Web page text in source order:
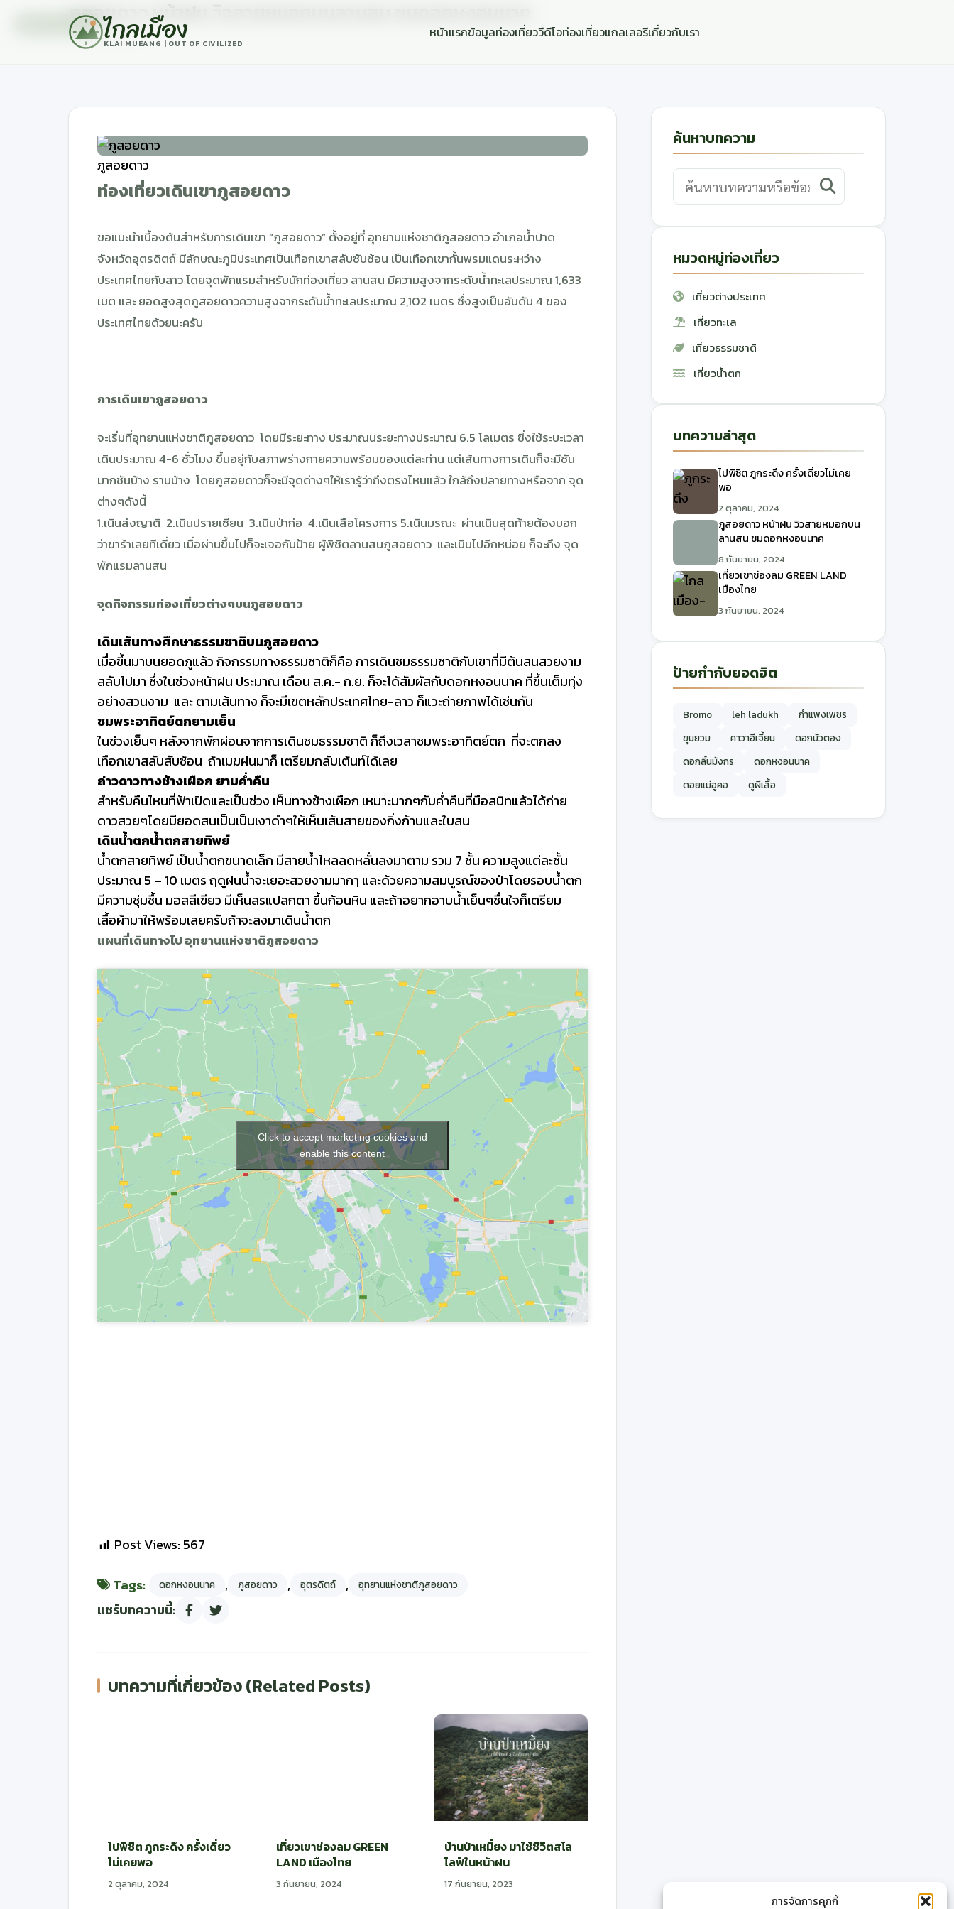
การจัดการคุกกี้
ไกลเมือง
KLAI MUEANG | OUT OF CIVILIZED
หน้าแรกข้อมูลท่องเที่ยววีดีโอท่องเที่ยวแกลเลอรีเกี่ยวกับเรา
เที่ยวธรรมชาติภูสอยดาว หน้าฝน วิวสายหมอกบนลานสน ชมดอกหงอนนาค
8 กันยายน, 2024
ภูสอยดาว
ท่องเที่ยวเดินเขาภูสอยดาว
ขอแนะนำเบื้องต้นสำหรับการเดินเขา “ภูสอยดาว” ตั้งอยู่ที่ อุทยานแห่งชาติภูสอยดาว อำเภอน้ำปาด
จังหวัดอุตรดิตถ์ มีลักษณะภูมิประเทศเป็นเทือกเขาสลับซับซ้อน เป็นเทือกเขากั้นพรมแดนระหว่าง
ประเทศไทยกับลาว โดยจุดพักแรมสำหรับนักท่องเที่ยว ลานสน มีความสูงจากระดับน้ำทะเลประมาณ 1,633
เมต และ ยอดสูงสุดภูสอยดาวความสูงจากระดับน้ำทะเลประมาณ 2,102 เมตร ซึ่งสูงเป็นอันดับ 4 ของ
ประเทศไทยด้วยนะครับ
การเดินเขาภูสอยดาว
จะเริ่มที่อุทยานแห่งชาติภูสอยดาว โดยมีระยะทาง ประมาณนระยะทางประมาณ 6.5 โลเมตร ซึ่งใช้ระบะเวลา
เดินประมาณ 4-6 ชั่วโมง ขึ้นอยู่กับสภาพร่างกายความพร้อมของแต่ละท่าน แต่เส้นทางการเดินก็จะมีชัน
มากชันบ้าง ราบบ้าง โดยภูสอยดาวก็จะมีจุดด่างๆให้เรารู้ว่าถึงตรงไหนแล้ว ใกล้ถึงปลายทางหรือจาก จุด
ต่างๆดังนี้
1.เนินส่งญาติ 2.เนินปรายเซียน 3.เนินป่าก่อ 4.เนินเสือโครงการ 5.เนินมรณะ ผ่านเนินสุดท้ายต้องบอก
ว่าขาร้าเลยทีเดี่ยว เมื่อผ่านขึ้นไปก็จะเจอกับป้าย ผู้พิชิตลานสนภูสอยดาว และเนินไปอีกหน่อย ก็จะถึง จุด
พักแรมลานสน
จุดกิจกรรมท่องเที่ยวต่างๆบนภูสอยดาว
เดินเส้นทางศึกษาธรรมชาติบนภูสอยดาว
เมื่อขึ้นมาบนยอดภูแล้ว กิจกรรมทางธรรมชาติก็คือ การเดินชมธรรมชาติกับเขาที่มีต้นสนสวยงาม
สลับไปมา ซึ่งในช่วงหน้าฝน ประมาณ เดือน ส.ค.- ก.ย. ก็จะได้สัมผัสกับดอกหงอนนาค ที่ขึ้นเต็มทุ่ง
อย่างสวนงาม และ ตามเส้นทาง ก็จะมีเขตหลักประเทศไทย-ลาว ก็แวะถ่ายภาพได้เช่นกัน
ชมพระอาทิตย์ตกยามเย็น
ในช่วงเย็นๆ หลังจากพักผ่อนจากการเดินชมธรรมชาติ ก็ถึงเวลาชมพระอาทิตย์ตก ที่จะตกลง
เทือกเขาสลับสับซ้อน ถ้าเมฆฝนมาก็ เตรียมกลับเต้นท์ได้เลย
ถ่าวดาวทางช้างเผือก ยามค่ำคืน
สำหรับคืนไหนที่ฟ้าเปิดและเป็นช่วง เห็นทางช้างเผือก เหมาะมากๆกับค่ำคืนที่มือสนิทแล้วได้ถ่าย
ดาวสวยๆโดยมียอดสนเป็นเป็นเงาดำๆให้เห็นเส้นสายของกิ่งก้านและใบสน
เดินน้ำตกน้ำตกสายทิพย์
น้ำตกสายทิพย์ เป็นน้ำตกขนาดเล็ก มีสายน้ำไหลลดหลั่นลงมาตาม รวม 7 ชั้น ความสูงแต่ละชั้น
ประมาณ 5 – 10 เมตร ฤดูฝนน้ำจะเยอะสวยงามมากๅ และด้วยความสมบูรณ์ของป่าโดยรอบน้ำตก
มีความชุ่มชื้น มอสสีเขียว มีเห็นสรแปลกตา ขึ้นก้อนหิน และถ้าอยากอาบน้ำเย็นๆชื่นใจก็เตรียม
เสื้อผ้ามาให้พร้อมเลยครับถ้าจะลงมาเดินน้ำตก
แผนที่เดินทางไป อุทยานแห่งชาติภูสอยดาว
Click to accept marketing cookies and
enable this content
Post Views: 567
Tags: ดอกหงอนนาค , ภูสอยดาว , อุตรดิตถ์ , อุทยานแห่งชาติภูสอยดาว
แชร์บทความนี้:
บทความที่เกี่ยวข้อง (Related Posts)
ไปพิชิต ภูกระดึง ครั้งเดี่ยว
ไม่เคยพอ
2 ตุลาคม, 2024
เที่ยวเขาช่องลม GREEN
LAND เมืองไทย
3 กันยายน, 2024
บ้านป่าเหมี้ยง มาใช้ชีวิตสโล
ไลฟ์ในหน้าฝน
17 กันยายน, 2023
ค้นหาบทความ
หมวดหมู่ท่องเที่ยว
เที่ยวต่างประเทศ
เที่ยวทะเล
เที่ยวธรรมชาติ
เที่ยวน้ำตก
บทความล่าสุด
ไปพิชิต ภูกระดึง ครั้งเดี่ยวไม่เคย
พอ
2 ตุลาคม, 2024
ภูสอยดาว หน้าฝน วิวสายหมอกบน
ลานสน ชมดอกหงอนนาค
8 กันยายน, 2024
เที่ยวเขาช่องลม GREEN LAND
เมืองไทย
3 กันยายน, 2024
ป้ายกำกับยอดฮิต
Bromo leh ladukh
กำแพงเพชร
ขุนยวม
คาวาอีเจี้ยน
ดอกบัวตอง
ดอกลิ้นมังกร
ดอกหงอนนาค
ดอยแม่อูคอ
ดูผีเสื้อ